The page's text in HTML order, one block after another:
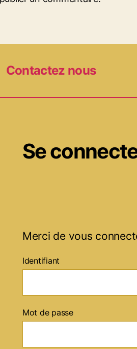
Contactez nous
Se
Merci de vous
Identifiant
Mot de passe